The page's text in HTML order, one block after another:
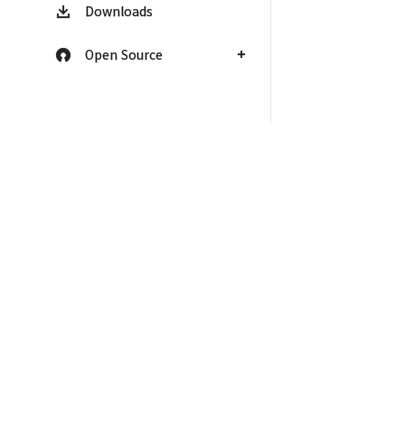
Downloads
Open Source